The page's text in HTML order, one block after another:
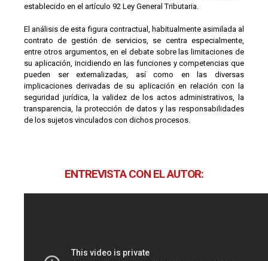
establecido en el artículo 92 Ley General Tributaria.
El análisis de esta figura contractual, habitualmente asimilada al
contrato de gestión de servicios, se centra especialmente,
entre otros argumentos, en el debate sobre las limitaciones de
su aplicación, incidiendo en las funciones y competencias que
pueden ser externalizadas, así como en las diversas
implicaciones derivadas de su aplicación en relación con la
seguridad jurídica, la validez de los actos administrativos, la
transparencia, la protección de datos y las responsabilidades
de los sujetos vinculados con dichos procesos.
ENTREVISTA CON EL AUTOR: